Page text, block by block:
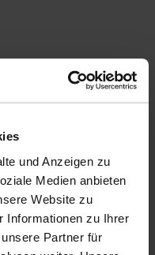
und Anzeigen zu
Medien anbieten
Website zu
Informationen zu Ihrer
Partner für